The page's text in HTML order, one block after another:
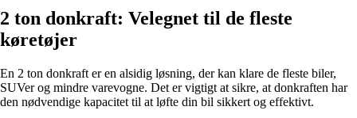
2 ton donkraft: Velegnet til de fleste
køretøjer
En 2 ton donkraft er en alsidig løsning, der kan klare de fleste biler,
SUVer og mindre varevogne. Det er vigtigt at sikre, at donkraften har
den nødvendige kapacitet til at løfte din bil sikkert og effektivt.